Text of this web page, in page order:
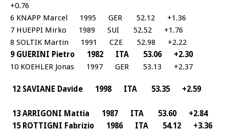
+0.76
6 KNAPP Marcel 1995 GER 52.12 +1.36
7 HUEPPI Mirko 1989 SUI 52.52 +1.76
8 SOLTIK Martin 1991 CZE 52.98 +2.22
9 GUERINI Pietro 1982 ITA 53.06 +2.30
10 KOEHLER Jonas 1997 GER 53.13 +2.37
12 SAVIANE Davide 1998 ITA 53.35 +2.59
13 ARRIGONI Mattia 1987 ITA 53.60 +2.84
15 ROTTIGNI Fabrizio 1986 ITA 54.12 +3.36